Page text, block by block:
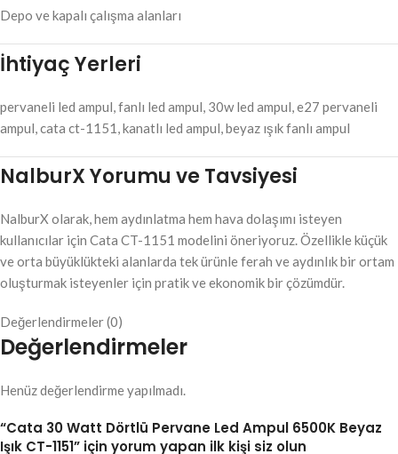
Depo ve kapalı çalışma alanları
İhtiyaç Yerleri
pervaneli led ampul, fanlı led ampul, 30w led ampul, e27 pervaneli
ampul, cata ct-1151, kanatlı led ampul, beyaz ışık fanlı ampul
NalburX Yorumu ve Tavsiyesi
NalburX olarak, hem aydınlatma hem hava dolaşımı isteyen
kullanıcılar için Cata CT-1151 modelini öneriyoruz. Özellikle küçük
ve orta büyüklükteki alanlarda tek ürünle ferah ve aydınlık bir ortam
oluşturmak isteyenler için pratik ve ekonomik bir çözümdür.
Değerlendirmeler (0)
Değerlendirmeler
Henüz değerlendirme yapılmadı.
“Cata 30 Watt Dörtlü Pervane Led Ampul 6500K Beyaz
Işık CT-1151” için yorum yapan ilk kişi siz olun